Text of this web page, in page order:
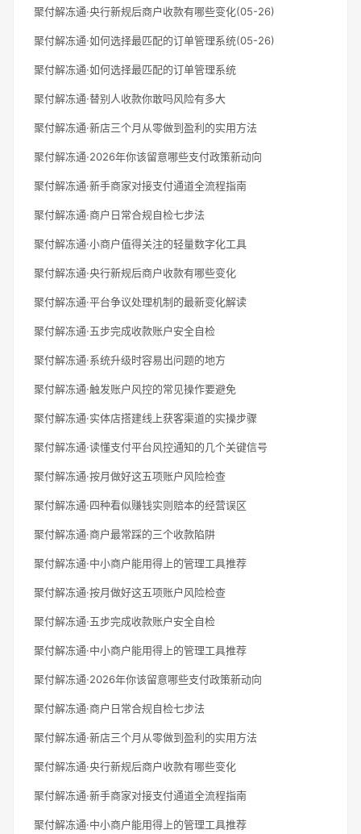
聚付解冻通·央行新规后商户收款有哪些变化(05-26)
聚付解冻通·如何选择最匹配的订单管理系统(05-26)
聚付解冻通·如何选择最匹配的订单管理系统
聚付解冻通·替别人收款你敢吗风险有多大
聚付解冻通·新店三个月从零做到盈利的实用方法
聚付解冻通·2026年你该留意哪些支付政策新动向
聚付解冻通·新手商家对接支付通道全流程指南
聚付解冻通·商户日常合规自检七步法
聚付解冻通·小商户值得关注的轻量数字化工具
聚付解冻通·央行新规后商户收款有哪些变化
聚付解冻通·平台争议处理机制的最新变化解读
聚付解冻通·五步完成收款账户安全自检
聚付解冻通·系统升级时容易出问题的地方
聚付解冻通·触发账户风控的常见操作要避免
聚付解冻通·实体店搭建线上获客渠道的实操步骤
聚付解冻通·读懂支付平台风控通知的几个关键信号
聚付解冻通·按月做好这五项账户风险检查
聚付解冻通·四种看似赚钱实则赔本的经营误区
聚付解冻通·商户最常踩的三个收款陷阱
聚付解冻通·中小商户能用得上的管理工具推荐
聚付解冻通·按月做好这五项账户风险检查
聚付解冻通·五步完成收款账户安全自检
聚付解冻通·中小商户能用得上的管理工具推荐
聚付解冻通·2026年你该留意哪些支付政策新动向
聚付解冻通·商户日常合规自检七步法
聚付解冻通·新店三个月从零做到盈利的实用方法
聚付解冻通·央行新规后商户收款有哪些变化
聚付解冻通·新手商家对接支付通道全流程指南
聚付解冻通·中小商户能用得上的管理工具推荐